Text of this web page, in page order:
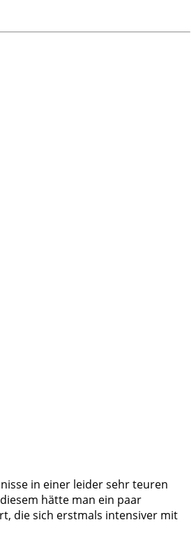
in einer leider sehr teuren
hätte man ein paar
die sich erstmals intensiver mit